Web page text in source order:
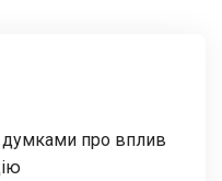
думками про вплив